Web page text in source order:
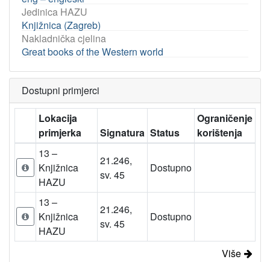
Jedinica HAZU
Knjižnica (Zagreb)
Nakladnička cjelina
Great books of the Western world
Dostupni primjerci
Lokacija
primjerka
Signatura Status
Ograničenje
korištenja
13 –
Knjižnica
HAZU
21.246,
sv. 45
Dostupno
13 –
Knjižnica
HAZU
21.246,
sv. 45
Dostupno
Više